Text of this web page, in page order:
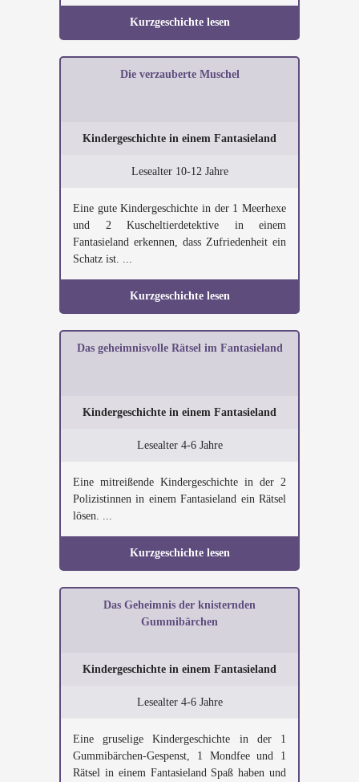
Kurzgeschichte lesen
Die verzauberte Muschel
Kindergeschichte in einem Fantasieland
Lesealter 10-12 Jahre
Eine gute Kindergeschichte in der 1 Meerhexe
und 2 Kuscheltierdetektive in einem
Fantasieland erkennen, dass Zufriedenheit ein
Schatz ist. ...
Kurzgeschichte lesen
Das geheimnisvolle Rätsel im Fantasieland
Kindergeschichte in einem Fantasieland
Lesealter 4-6 Jahre
Eine mitreißende Kindergeschichte in der 2
Polizistinnen in einem Fantasieland ein Rätsel
lösen. ...
Kurzgeschichte lesen
Das Geheimnis der knisternden
Gummibärchen
Kindergeschichte in einem Fantasieland
Lesealter 4-6 Jahre
Eine gruselige Kindergeschichte in der 1
Gummibärchen-Gespenst, 1 Mondfee und 1
Rätsel in einem Fantasieland Spaß haben und